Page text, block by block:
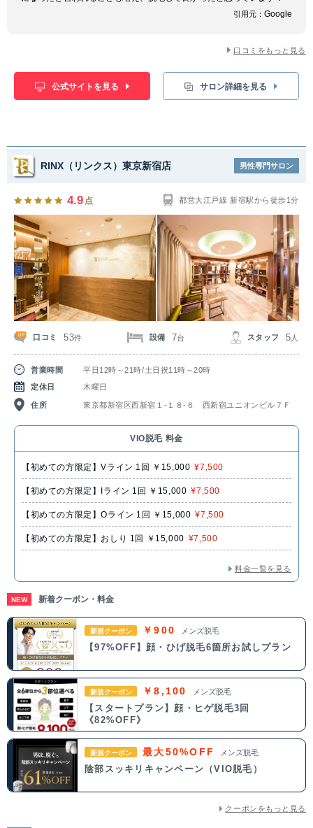
引用元： Google
口コミをもっと見る
公式サイトを見る サロン詳細を見る
RINX（リンクス）東京新宿店 男性専門サロン
4.9 点 都営大江戸線 新宿駅から徒歩1分
口コミ 53件 設備 7台 スタッフ 5 人
営業時間
平日12時～21時/土日祝11時～20時
定休日
木曜日
住所 東京都新宿区西新宿１‐１８‐６ 西新宿ユニオンビル７Ｆ
VIO脱毛 料金
【初めての方限定】Vライン 1回 ￥15,000 ¥7,500
【初めての方限定】Iライン 1回 ￥15,000 ¥7,500
【初めての方限定】Oライン 1回 ￥15,000 ¥7,500
【初めての方限定】おしり 1回 ￥15,000 ¥7,500
料金一覧を見る
NEW 新着クーポン・料金
新規クーポン ￥900 メンズ脱毛
【97%OFF】顔・ひげ脱毛6箇所お試しプラン
新規クーポン ￥8,100 メンズ脱毛
【スタートプラン】顔・ヒゲ脱毛3回
《82%OFF》
新規クーポン 最大50%OFF メンズ脱毛
陰部スッキリキャンペーン（VIO脱毛）
クーポンをもっと見る